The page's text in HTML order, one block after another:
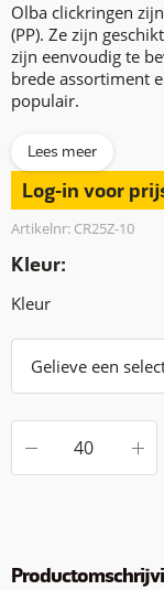
Olba clickringen
(PP). Ze zijn
zijn eenvoudig te
brede assortiment
populair.
Lees meer
Log-in voor
Artikelnr: CR25Z-10
Kleur:
Kleur